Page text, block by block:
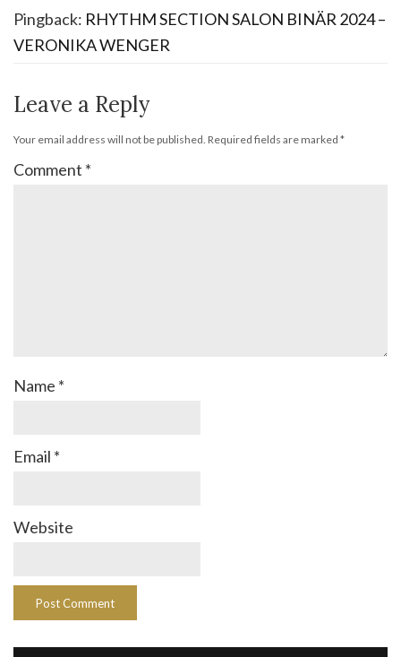
Pingback: RHYTHM SECTION SALON BINÄR 2024 –
VERONIKA WENGER
Leave a Reply
Your email address will not be published. Required fields are marked *
Comment *
Name *
Email *
Website